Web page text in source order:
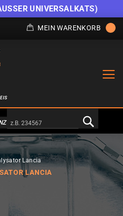
UNIVERSALKATS)
MEIN WARENKORB
a Doofinder
Lancia
LANCIA